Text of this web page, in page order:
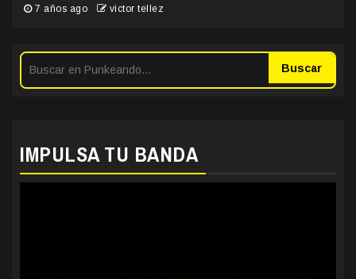
7 años ago victor tellez
Buscar
IMPULSA TU BANDA